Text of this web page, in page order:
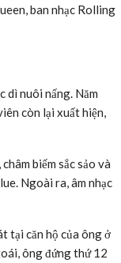
ban nhạc Rolling
dì nuôi nấng. Năm
còn lại xuất hiện,
biếm sắc sảo và
Ngoài ra, âm nhạc
tại căn hộ của ông ở
ông đứng thứ 12